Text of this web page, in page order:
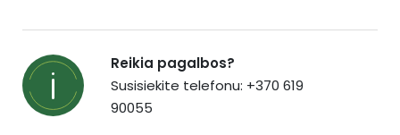
Reikia pagalbos?
Susisiekite telefonu: +370 619
90055